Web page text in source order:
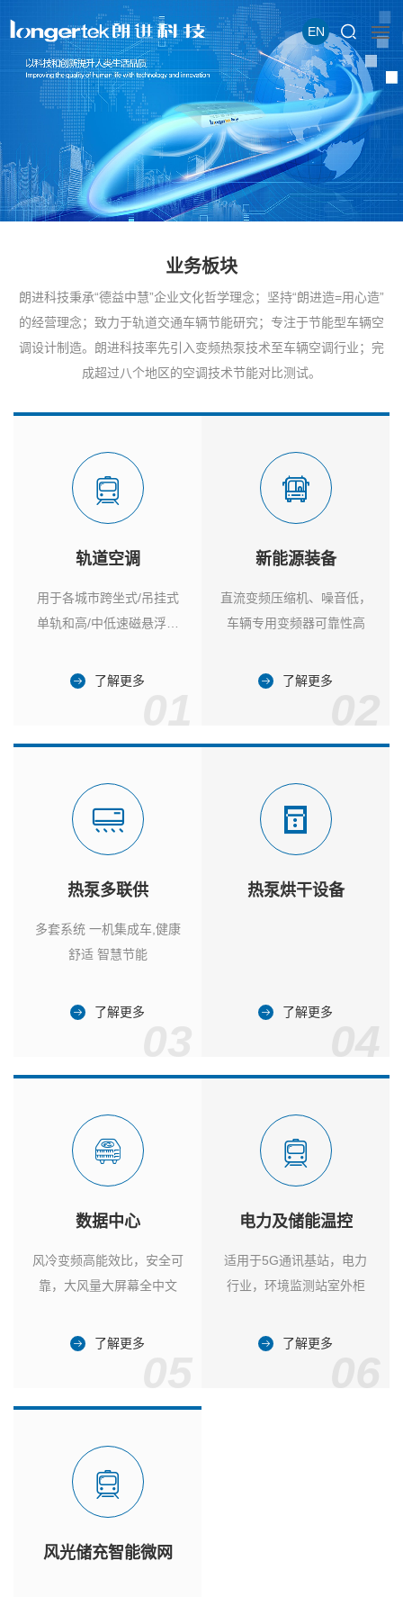
EN
业务板块
朗进科技秉承“德益中慧”企业文化哲学理念；坚持“朗进造=用心造”
的经营理念；致力于轨道交通车辆节能研究；专注于节能型车辆空
调设计制造。朗进科技率先引入变频热泵技术至车辆空调行业；完
成超过八个地区的空调技术节能对比测试。
轨道空调
用于各城市跨坐式/吊挂式
单轨和高/中低速磁悬浮列
了解更多
新能源装备
直流变频压缩机、噪音低，
车辆专用变频器可靠性高
了解更多
热泵多联供
多套系统 一机集成车,健康
舒适 智慧节能
了解更多
热泵烘干设备
了解更多
数据中心
风冷变频高能效比，安全可
靠，大风量大屏幕全中文
了解更多
电力及储能温控
适用于5G通讯基站，电力
行业，环境监测站室外柜
了解更多
风光储充智能微网